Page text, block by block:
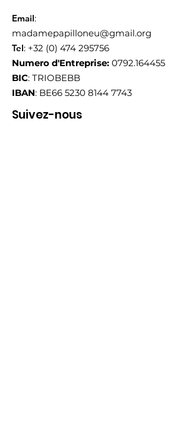
Email:
madamepapilloneu@gmail.org
Tel: +32 (0) 474 295756
Numero d'Entreprise: 0792.164455
BIC: TRIOBEBB
IBAN: BE66 5230 8144 7743
Suivez-nous